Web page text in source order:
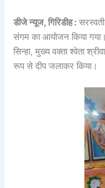
डीजे न्यूज, गिरिडीह :
संगम का आयोजन किया
सिन्हा, मुख्य वक्ता श्वेता
रूप से दीप जलाकर किया।